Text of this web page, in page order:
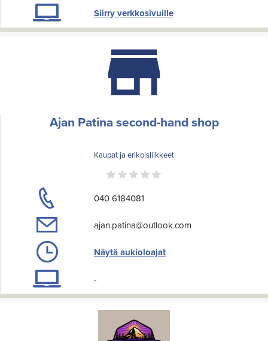
Siirry verkkosivuille
Ajan Patina second-hand shop
Kaupat ja erikoisliikkeet
040 6184081
ajan.patina@outlook.com
Näytä aukioloajat
-